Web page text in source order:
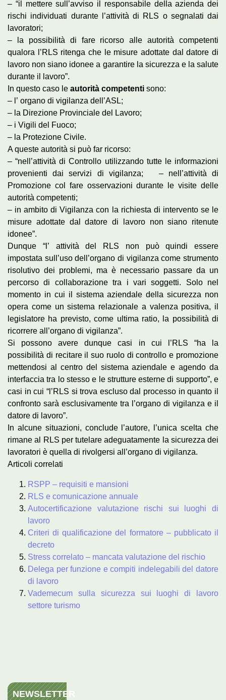
– “il mettere sull’avviso il responsabile della azienda dei
rischi individuati durante l’attività di RLS o segnalati dai
lavoratori;
– la possibilità di fare ricorso alle autorità competenti
qualora l’RLS ritenga che le misure adottate dal datore di
lavoro non siano idonee a garantire la sicurezza e la salute
durante il lavoro”.
In questo caso le autorità competenti sono:
– l’ organo di vigilanza dell’ASL;
– la Direzione Provinciale del Lavoro;
– i Vigili del Fuoco;
– la Protezione Civile.
A queste autorità si può far ricorso:
– “nell’attività di Controllo utilizzando tutte le informazioni
provenienti dai servizi di vigilanza; – nell’attività di
Promozione col fare osservazioni durante le visite delle
autorità competenti;
– in ambito di Vigilanza con la richiesta di intervento se le
misure adottate dal datore di lavoro non siano ritenute
idonee”.
Dunque “l’ attività del RLS non può quindi essere
impostata sull’uso dell’organo di vigilanza come strumento
risolutivo dei problemi, ma è necessario passare da un
percorso di collaborazione tra i vari soggetti. Solo nel
momento in cui il sistema aziendale della sicurezza non
opera come un sistema relazionale a valenza positiva, il
legislatore ha previsto, come ultima ratio, la possibilità di
ricorrere all’organo di vigilanza”.
Si possono avere dunque casi in cui l’RLS “ha la
possibilità di recitare il suo ruolo di controllo e promozione
mettendosi al centro del sistema aziendale e agendo da
interfaccia tra lo stesso e le strutture esterne di supporto”, e
casi in cui “l’RLS si trova escluso dal processo in quanto il
confronto sarà esclusivamente tra l’organo di vigilanza e il
datore di lavoro”.
In alcune situazioni, conclude l’autore, l’unica scelta che
rimane al RLS per tutelare adeguatamente la sicurezza dei
lavoratori è quella di rivolgersi all’organo di vigilanza.
Articoli correlati
RSPP – requisiti e mansioni
RLS e comunicazione annuale
Autocertificazione valutazione rischi sui luoghi di
lavoro
Criteri di qualificazione del formatore – pubblicato il
decreto
Stress correlato – mancata valutazione del rischio
Delega per funzione e compiti indelegabili del datore
di lavoro
Vademecum sulla sicurezza sui luoghi di lavoro
settore turismo
NEWSLETTER